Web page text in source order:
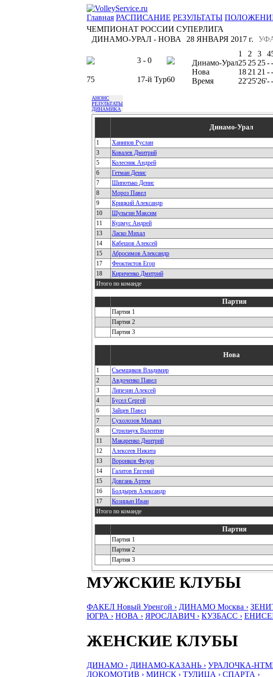
Главная РАСПИСАНИЕ РЕЗУЛЬТАТЫ
ЧЕМПИОНАТ РОССИИ СУПЕРЛИГА
ДИНАМО-УРАЛ - НОВА
28 ЯНВАРЯ 2017 г.
3 - 0
75 17-й Тур60
1 2 3 4
Динамо-Урал25 25 25--
Нова
18 21 21 --
Время
22'25'26'--
АНОНС
РЕЗУЛЬТАТЫ
ДИНАМИКА
Динамо-Урал
1 Ханипов Руслан
3 Ковалев Дмитрий
5 Колесник Андрей
6 Гетман Денис
7 Шипотько Денис
8 Мороз Павел
9 Крицкий Александр
10 Шульгин Максим
11 Куцмус Андрей
13 Ласко Михал
14 Кабешов Алексей
15 Абросимов Александр
17 Феоктистов Егор
18 Кириченко Дмитрий
Итого по команде
Партия
Партия 1
Партия 2
Партия 3
Нова
1 Съемщиков Владимир
2 Авдоченко Павел
3 Липезин Алексей
4 Бусел Сергей
6 Зайцев Павел
7 Сухолозов Михаил
8 Стрильчук Валентин
11 Макаренко Дмитрий
12 Алексеев Никита
13 Воронков Федор
14 Галатов Евгений
15 Довгань Артем
16 Болдырев Александр
17 Козицын Иван
Итого по команде
Партия
Партия 1
Партия 2
Партия 3
МУЖСКИЕ КЛУБЫ
ФАКЕЛ Новый Уренгой › ДИНАМО Москва ›
ЮГРА › НОВА › ЯРОСЛАВИЧ › КУЗБАСС ›
ЖЕНСКИЕ КЛУБЫ
ДИНАМО › ДИНАМО-КАЗАНЬ › УРАЛОЧКА-
ЛОКОМОТИВ › МИНСК › ТУЛИЦА › СПАРТА ›